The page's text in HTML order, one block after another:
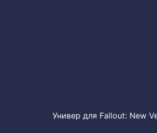
Универ для Fallout: New